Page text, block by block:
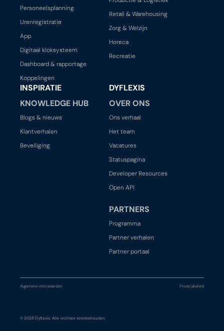
Personeelsplanning
Urenregistratie
App
Digitaal kloksysteem
Dashboard & rapportage
Koppelingen
Retail & Warehousing
Zorg & Welzijn
Horeca
Recreatie
INSPIRATIE
KNOWLEDGE HUB
Blogs & nieuws
Klantverhalen
Beveiliging
DYFLEXIS
OVER ONS
Ons verhaal
Het team
Vacatures
Statuspagina
Developer Resources
Open API
PARTNERS
Programma
Partner verhalen
Partner portaal
© 2026 Dyflexis. Alle rechten voorbehouden.
Algemene voorwaarden Privacybeleid